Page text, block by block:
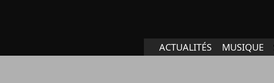
ACTUALITÉS MUSIQUE